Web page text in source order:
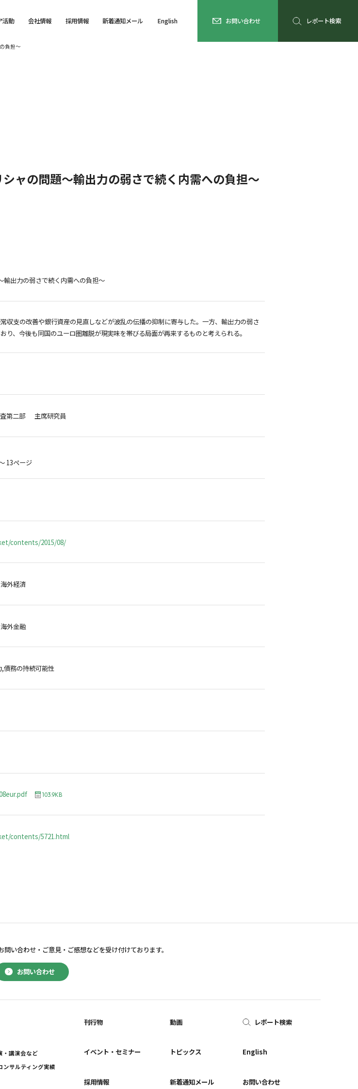
活動 会社情報 採用情報 新着通知メール English お問い合わせ レポート検索
負担～
ャの問題～輸出力の弱さで続く内需への負担～
出力の弱さで続く内需への負担～
収支の改善や銀行資産の見直しなどが波乱の伝播の抑制に寄与した。一方、輸出力の弱さ
り、今後も同国のユーロ圏離脱が現実味を帯びる局面が再来するものと考えられる。
査第二部 主席研究員
13ページ
contents/2015/08/
外経済
外金融
債務の持続可能性
103.9KB
contents/5721.html
お問い合わせ
問い合わせ・ ご意見・ご感想などを受け付けております。
・講演会など
ンサルティング実績
刊行物
イベント・セミナー
採用情報
動画
トピックス
新着通知メール
レポート検索
English
お問い合わせ